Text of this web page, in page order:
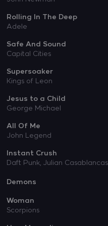
Rolling In The Deep
Adele
Safe And Sound
Capital Cities
Supersoaker
Kings of Leon
Jesus to a Child
George Michael
All Of Me
John Legend
Instant Crush
Daft Punk, Julian Casablancas
Demons
Woman
Scorpions